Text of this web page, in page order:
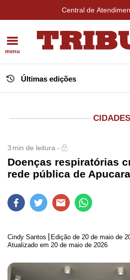
Central de
menu
Últimas edições
CIDADES
3 min de leitura -
Doenças respiratórias
rede pública de
Cindy Santos Edição de 20 de maio de
Atualizado em 20 de maio de 2026